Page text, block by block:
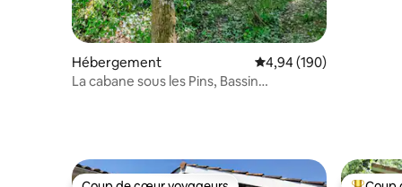
Hébergement Évaluation moyenne
4,94 (190)
La cabane sous les Pins, Bassin